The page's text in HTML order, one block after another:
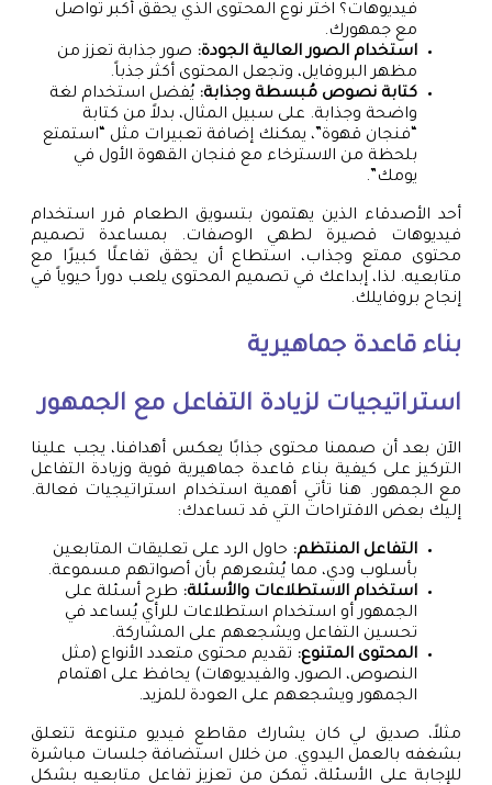
فيديوهات؟ اختر نوع المحتوى الذي يحقق أكبر تواصل
مع جمهورك.
استخدام الصور العالية الجودة: صور جذابة تعزز من
مظهر البروفايل، وتجعل المحتوى أكثر جذباً.
كتابة نصوص مُبسطة وجذابة: يُفضل استخدام لغة
واضحة وجذابة. على سبيل المثال، بدلاً من كتابة
“فنجان قهوة”، يمكنك إضافة تعبيرات مثل “استمتع
بلحظة من الاسترخاء مع فنجان القهوة الأول في
يومك”.
أحد الأصدقاء الذين يهتمون بتسويق الطعام قرر استخدام
فيديوهات قصيرة لطهي الوصفات. بمساعدة تصميم
محتوى ممتع وجذاب، استطاع أن يحقق تفاعلًا كبيرًا مع
متابعيه. لذا، إبداعك في تصميم المحتوى يلعب دوراً حيوياً في
إنجاح بروفايلك.
بناء قاعدة جماهيرية
استراتيجيات لزيادة التفاعل مع الجمهور
الآن بعد أن صممنا محتوى جذابًا يعكس أهدافنا، يجب علينا
التركيز على كيفية بناء قاعدة جماهيرية قوية وزيادة التفاعل
مع الجمهور. هنا تأتي أهمية استخدام استراتيجيات فعالة.
إليك بعض الاقتراحات التي قد تساعدك:
التفاعل المنتظم: حاول الرد على تعليقات المتابعين
بأسلوب ودي، مما يُشعرهم بأن أصواتهم مسموعة.
استخدام الاستطلاعات والأسئلة: طرح أسئلة على
الجمهور أو استخدام استطلاعات للرأي يُساعد في
تحسين التفاعل ويشجعهم على المشاركة.
المحتوى المتنوع: تقديم محتوى متعدد الأنواع (مثل
النصوص، الصور، والفيديوهات) يحافظ على اهتمام
الجمهور ويشجعهم على العودة للمزيد.
مثلاً، صديق لي كان يشارك مقاطع فيديو متنوعة تتعلق
بشغفه بالعمل اليدوي. من خلال استضافة جلسات مباشرة
للإجابة على الأسئلة، تمكن من تعزيز تفاعل متابعيه بشكل